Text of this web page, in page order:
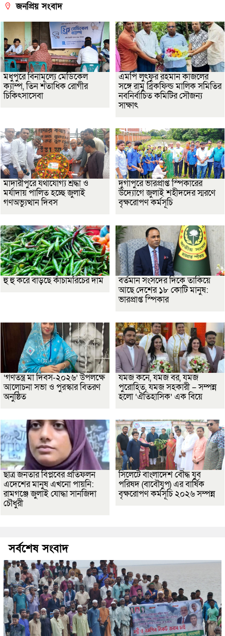
জনপ্রিয় সংবাদ
মধুপুরে বিনামূল্যে মেডিকেল
ক্যাম্প, তিন শতাধিক রোগীর
চিকিৎসাসেবা
এমপি লুৎফুর রহমান কাজলের
সঙ্গে রামু ব্রিকফিল্ড মালিক সমিতির
নবনির্বাচিত কমিটির সৌজন্য
সাক্ষাৎ
মাদারীপুরে যথাযোগ্য শ্রদ্ধা ও
মর্যাদায় পালিত হচ্ছে জুলাই
গণঅভ্যুত্থান দিবস
দুর্গাপুরে ভারপ্রাপ্ত স্পিকারের
উদ্যোগে জুলাই শহীদদের স্মরণে
বৃক্ষরোপণ কর্মসূচি
হু হু করে বাড়ছে কাঁচামরিচের দাম
বর্তমান সংসদের দিকে তাকিয়ে
আছে দেশের ১৮ কোটি মানুষ:
ভারপ্রাপ্ত স্পিকার
‘গণতন্ত্র মা দিবস-২০২৬’ উপলক্ষে
আলোচনা সভা ও পুরস্কার বিতরণ
অনুষ্ঠিত
যমজ কনে, যমজ বর, যমজ
পুরোহিত, যমজ সহকারী – সম্পন্ন
হলো ‘ঐতিহাসিক’ এক বিয়ে
ছাত্র জনতার বিপ্লবের প্রতিফলন
এদেশের মানুষ এখনো পায়নি:
রামগঞ্জে জুলাই যোদ্ধা সানজিদা
চৌধুরী
সিলেটে বাংলাদেশ বৌদ্ধ যুব
পরিষদ (বাবৌযুপ) এর বার্ষিক
বৃক্ষরোপণ কর্মসূচি ২০২৬ সম্পন্ন
সর্বশেষ সংবাদ